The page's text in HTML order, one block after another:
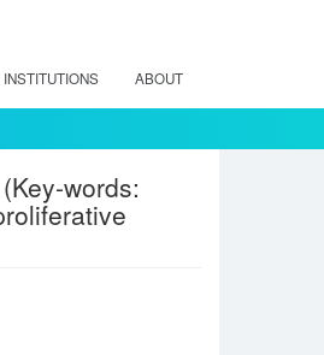
INSTITUTIONS ABOUT
words: